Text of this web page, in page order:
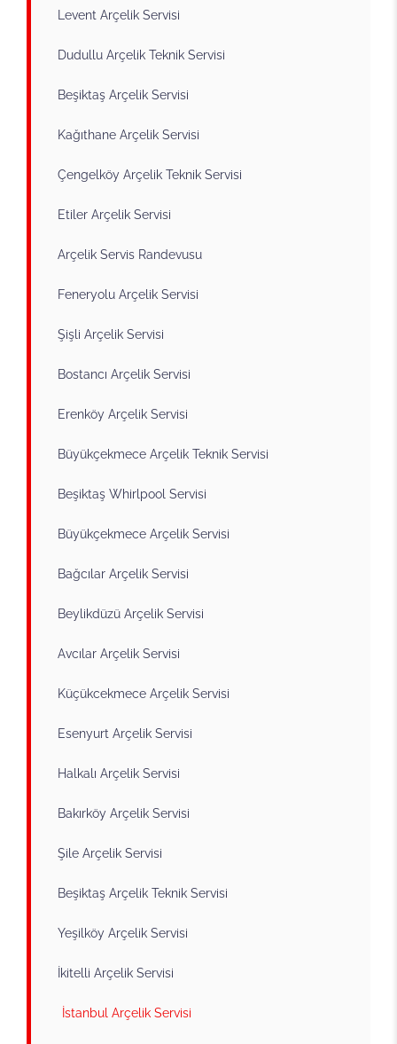
Levent Arçelik Servisi
Dudullu Arçelik Teknik Servisi
Beşiktaş Arçelik Servisi
Kağıthane Arçelik Servisi
Çengelköy Arçelik Teknik Servisi
Etiler Arçelik Servisi
Arçelik Servis Randevusu
Feneryolu Arçelik Servisi
Şişli Arçelik Servisi
Bostancı Arçelik Servisi
Erenköy Arçelik Servisi
Büyükçekmece Arçelik Teknik Servisi
Beşiktaş Whirlpool Servisi
Büyükçekmece Arçelik Servisi
Bağcılar Arçelik Servisi
Beylikdüzü Arçelik Servisi
Avcılar Arçelik Servisi
Küçükcekmece Arçelik Servisi
Esenyurt Arçelik Servisi
Halkalı Arçelik Servisi
Bakırköy Arçelik Servisi
Şile Arçelik Servisi
Beşiktaş Arçelik Teknik Servisi
Yeşilköy Arçelik Servisi
İkitelli Arçelik Servisi
İstanbul Arçelik Servisi